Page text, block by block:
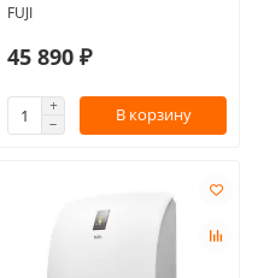
FUJI
45 890 ₽
В корзину